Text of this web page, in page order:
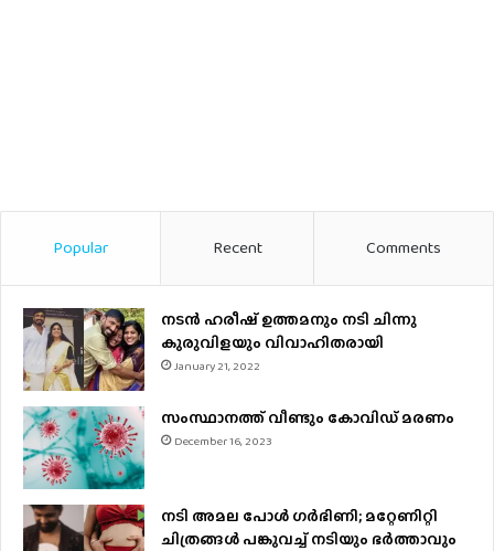
Popular Recent Comments
നടന്‍ ഹരീഷ് ഉത്തമനും നടി ചിന്നു
കുരുവിളയും വിവാഹിതരായി
January 21, 2022
സംസ്ഥാനത്ത് വീണ്ടും കോവിഡ് മരണം
December 16, 2023
നടി അമല പോൾ ​ഗർഭിണി; മറ്റേണിറ്റി
ചിത്രങ്ങള്‍ പങ്കുവച്ച് നടിയും ഭർത്താവും